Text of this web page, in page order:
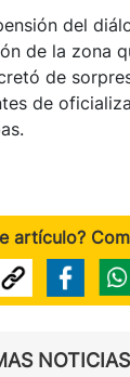
del
de la zona
de
de
artículo?
NOTICIAS